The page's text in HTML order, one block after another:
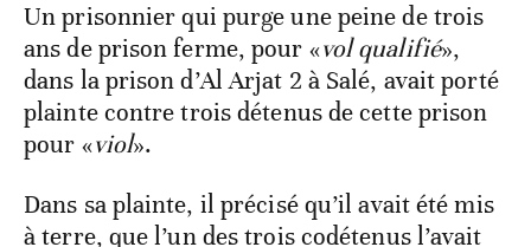
Un prisonnier qui purge une peine de trois
ans de prison ferme, pour «vol qualifié»,
dans la prison d’Al Arjat 2 à Salé, avait porté
plainte contre trois détenus de cette prison
pour «viol».
Dans sa plainte, il précisé qu’il avait été mis
à terre, que l’un des trois codétenus l’avait